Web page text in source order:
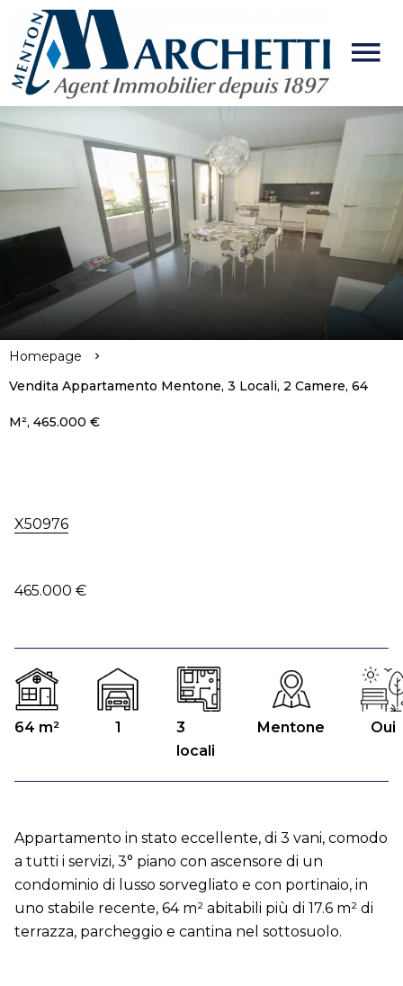
Homepage
Vendita Appartamento Mentone, 3 Locali, 2 Camere, 64
M², 465.000 €
X50976
465.000 €
64 m² 1
3
locali
Mentone Oui
Appartamento in stato eccellente, di 3 vani, comodo
a tutti i servizi, 3° piano con ascensore di un
condominio di lusso sorvegliato e con portinaio, in
uno stabile recente, 64 m² abitabili più di 17.6 m² di
terrazza, parcheggio e cantina nel sottosuolo.